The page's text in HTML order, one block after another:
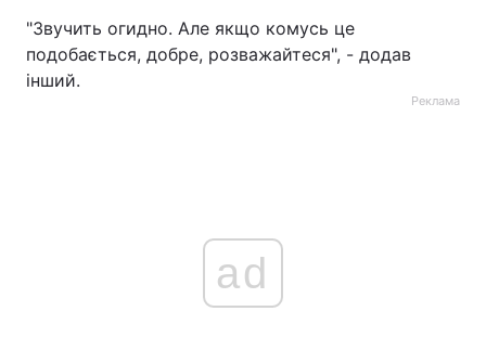
"Звучить огидно. Але якщо комусь це
подобається, добре, розважайтеся", - додав
інший.
Реклама
ad